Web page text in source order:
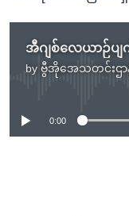
by ဗွီအိုအေသတင်းဌာ
No
0:00